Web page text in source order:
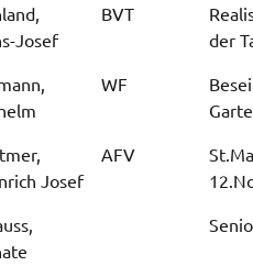
Josef
BVT
der
WF
Josef
AFV